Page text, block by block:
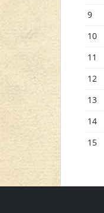
9
10
11
12
13
14
15